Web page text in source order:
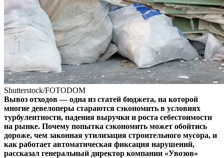
Shutterstock/FOTODOM
Вывоз отходов — одна из статей бюджета, на которой
многие девелоперы стараются сэкономить в условиях
турбулентности, падения выручки и роста себестоимости
на рынке. Почему попытка сэкономить может обойтись
дороже, чем законная утилизация строительного мусора, и
как работает автоматическая фиксация нарушений,
рассказал генеральный директор компании «Увозов»